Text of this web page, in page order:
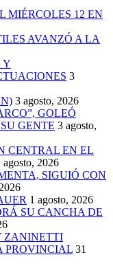
MIÉRCOLES 12 EN
AVANZÓ A LA
Y
3
3 agosto, 2026
GOLEÓ
GENTE 3 agosto,
CENTRAL EN EL
agosto, 2026
SIGUIÓ CON
1 agosto, 2026
SU CANCHA DE
ZANINETTI
PROVINCIAL 31